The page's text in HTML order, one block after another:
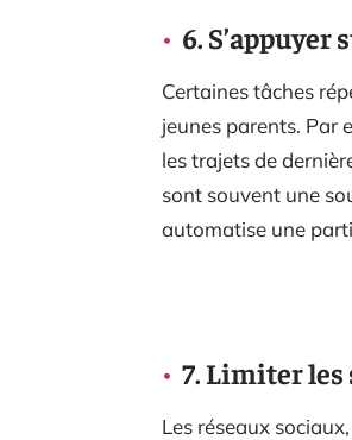
6.
Certaines tâches
jeunes parents. Par
les trajets de
sont souvent une
automatise une
7. Limiter les
Les réseaux